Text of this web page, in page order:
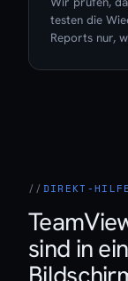
testen die
Reports nur,
DIREKT-HILFE
sind in